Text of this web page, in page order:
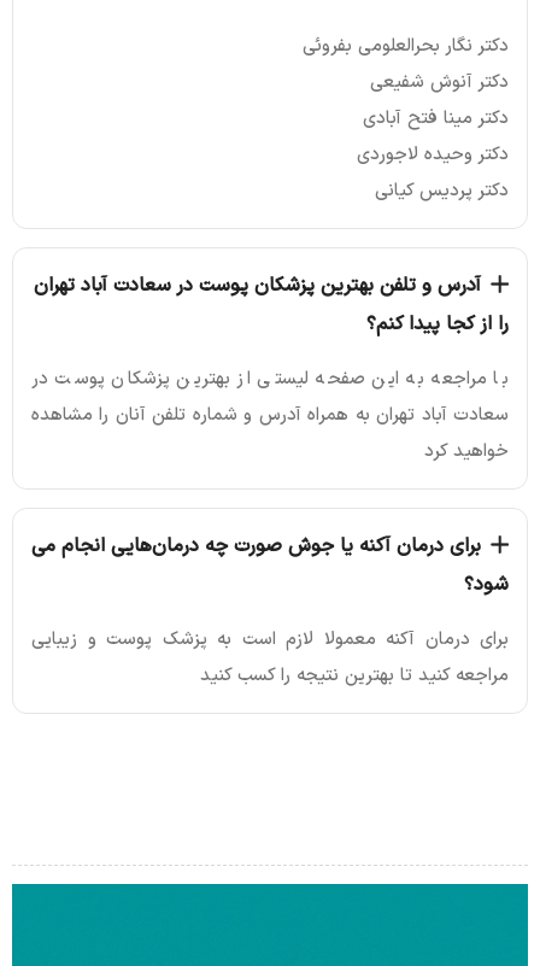
دکتر نگار بحرالعلومی بفروئی
دکتر آنوش شفیعی
دکتر مینا فتح آبادی
دکتر وحیده لاجوردی
دکتر پردیس کیانی
آدرس و تلفن بهترین پزشکان پوست در سعادت آباد تهران
را از کجا پیدا کنم؟
با مراجعه به این صفحه لیستی از بهترین پزشکان پوست در
سعادت آباد تهران به همراه آدرس و شماره تلفن آنان را مشاهده
خواهید کرد
برای درمان آکنه یا جوش صورت چه درمان‌هایی انجام می
شود؟
برای درمان آکنه معمولا لازم است به پزشک پوست و زیبایی
مراجعه کنید تا بهترین نتیجه را کسب کنید